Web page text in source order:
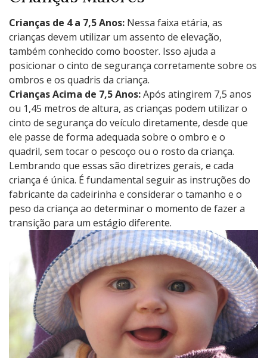
Crianças de 4 a 7,5 Anos: Nessa faixa etária, as
crianças devem utilizar um assento de elevação,
também conhecido como booster. Isso ajuda a
posicionar o cinto de segurança corretamente sobre os
ombros e os quadris da criança.
Crianças Acima de 7,5 Anos:Após atingirem 7,5 anos
ou 1,45 metros de altura, as crianças podem utilizar o
cinto de segurança do veículo diretamente, desde que
ele passe de forma adequada sobre o ombro e o
quadril, sem tocar o pescoço ou o rosto da criança.
Lembrando que essas são diretrizes gerais, e cada
criança é única. É fundamental seguir as instruções do
fabricante da cadeirinha e considerar o tamanho e o
peso da criança ao determinar o momento de fazer a
transição para um estágio diferente.